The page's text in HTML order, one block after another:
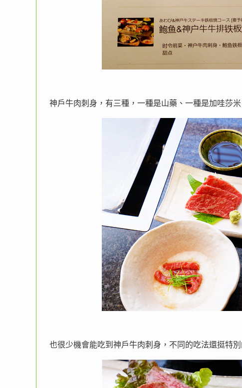
神戶牛肉刺身，有三種，一種是山藥、一種是加哇莎
也很少機會能吃到神戶牛肉刺身，不同的吃法還挺特別